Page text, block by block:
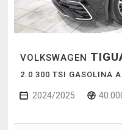
VOLKSWAGEN
2.0 300 TSI GASOLINA
2024/2025